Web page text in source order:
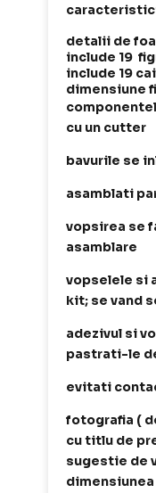
detalii de
include 19
include 19 cai
dimensiune
cu un cutter
bavurile se
asamblati
vopsirea se
asamblare
vopselele si
kit; se vand
adezivul si
pastrati-le
evitati
fotografia (
cu titlu de
sugestie de
dimensiunea